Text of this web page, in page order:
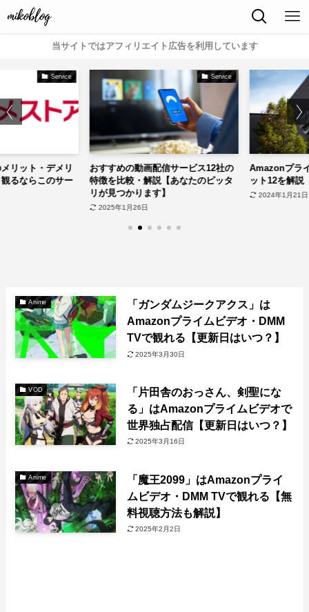
当サイトではアフィリエイト広告を利用しています
Service
ット・デメリ
ならこのサー
Service
おすすめの動画配信サービス12社の
特徴を比較・解説【あなたのピッタ
リが見つかります】
2025年1月26日
Amazonプライ
ット12を解説
2024年1月21日
Anime
「ガンダムジークアクス」は
Amazonプライムビデオ・DMM
TVで観れる【更新日はいつ？】
2025年3月30日
VOD
「片田舎のおっさん、剣聖にな
る」はAmazonプライムビデオで
世界独占配信【更新日はいつ？】
2025年3月16日
Anime
「魔王2099」はAmazonプライ
ムビデオ・DMM TVで観れる【無
料視聴方法も解説】
2025年2月2日